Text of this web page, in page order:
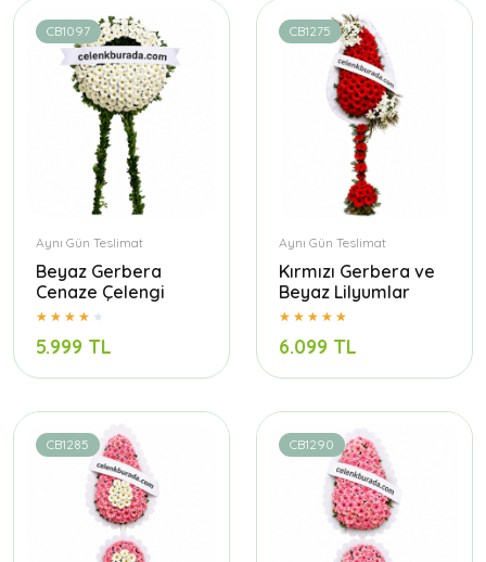
CB1097
Aynı Gün Teslimat
Beyaz Gerbera
Cenaze Çelengi
5.999 TL
CB1275
Aynı Gün Teslimat
Kırmızı Gerbera ve
Beyaz Lilyumlar
6.099 TL
CB1285 CB1290